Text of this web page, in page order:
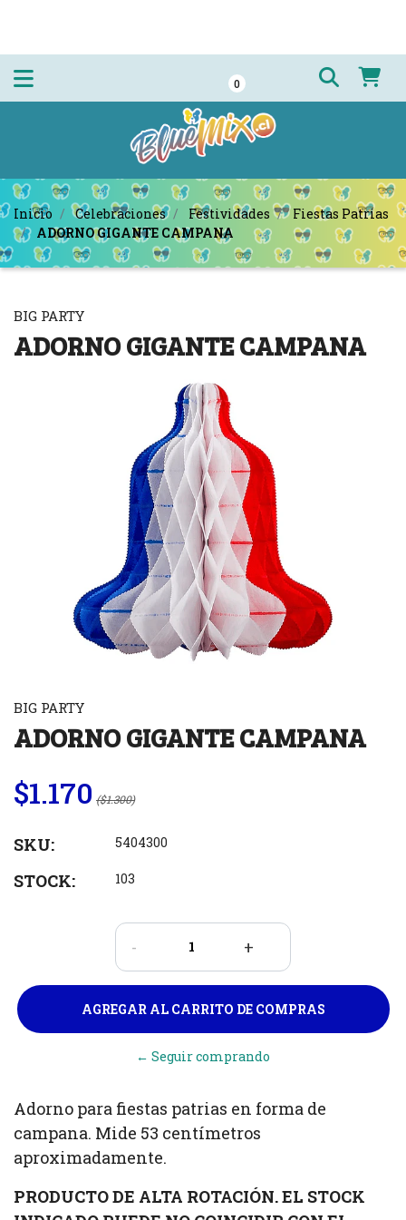
0
Inicio Celebraciones Festividades
Fiestas Patrias
ADORNO GIGANTE CAMPANA
BIG PARTY
ADORNO GIGANTE CAMPANA
BIG PARTY
ADORNO GIGANTE CAMPANA
$1.170 ($1.300)
SKU: 5404300
STOCK: 103
- +
← Seguir comprando
Adorno para fiestas patrias en forma de
campana. Mide 53 centímetros
aproximadamente.
PRODUCTO DE ALTA ROTACIÓN. EL STOCK